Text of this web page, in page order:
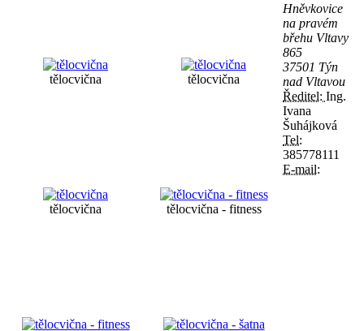
tělocvična tělocvična
tělocvična tělocvična - fitness
Hněvkovice
na pravém
břehu Vltavy
865
37501 Týn
nad Vltavou
Ředitel: Ing.
Ivana
Šuhájková
Tel:
385778111
E-mail: